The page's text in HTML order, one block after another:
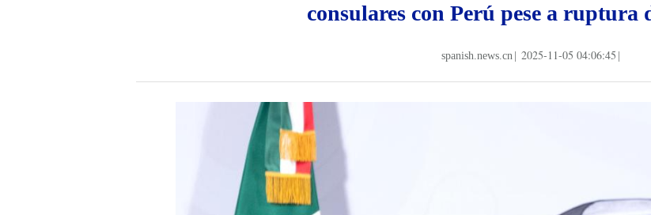
consulares con Perú pese a ruptura
spanish.news.cn 2025-11-05 04:06:45